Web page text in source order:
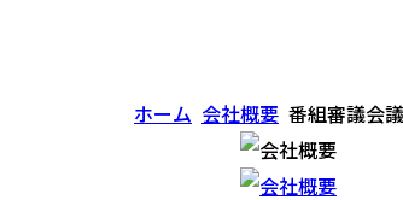
ホーム 会社概要 番組審議会